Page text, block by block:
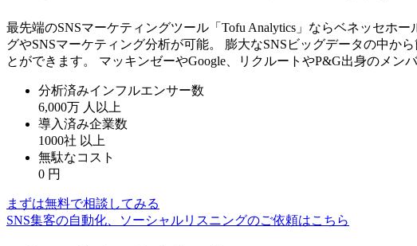
最先端のSNSマーケティングツール「Tofu Analytics」ならベネッセホ
グやSNSマーケティング分析が可能。 膨大なSNSビッグデータの中か
とができます。 マッキンゼーやGoogle、リクルートやP&G出身のメン
分析済みインフルエンサー数
6,000万 人以上
導入済み企業数
1000社 以上
無駄なコスト
0 円
まずは無料で相談してみる
SNS集客の自動化、ソーシャルリスニングのご依頼はこちら